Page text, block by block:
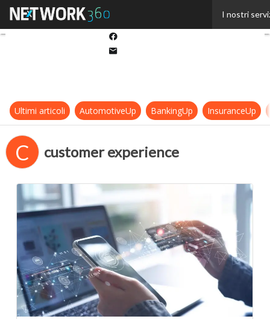
I nostri
Ultimi articoli AutomotiveUp BankingUp InsuranceUp
C customer experience